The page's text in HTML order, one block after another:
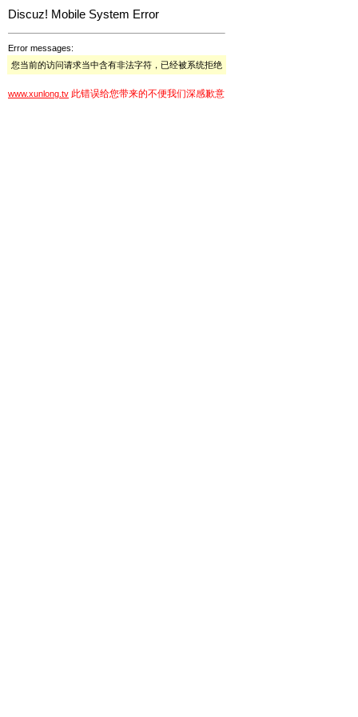
Discuz! Mobile System Error
Error messages:
您当前的访问请求当中含有非法字符，已经被系统拒绝
www.xunlong.tv 此错误给您带来的不便我们深感歉意